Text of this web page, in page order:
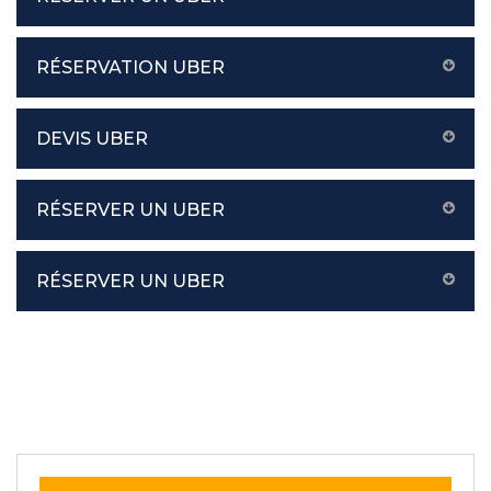
RÉSERVATION UBER
DEVIS UBER
RÉSERVER UN UBER
RÉSERVER UN UBER